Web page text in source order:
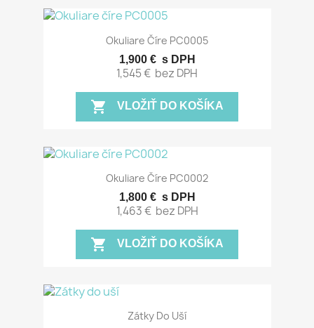
Okuliare Číre PC0005
1,900 € s DPH
1,545 € bez DPH
shopping_cart VLOŽIŤ DO KOŠÍKA
Okuliare Číre PC0002
1,800 € s DPH
1,463 € bez DPH
shopping_cart VLOŽIŤ DO KOŠÍKA
Zátky Do Uší